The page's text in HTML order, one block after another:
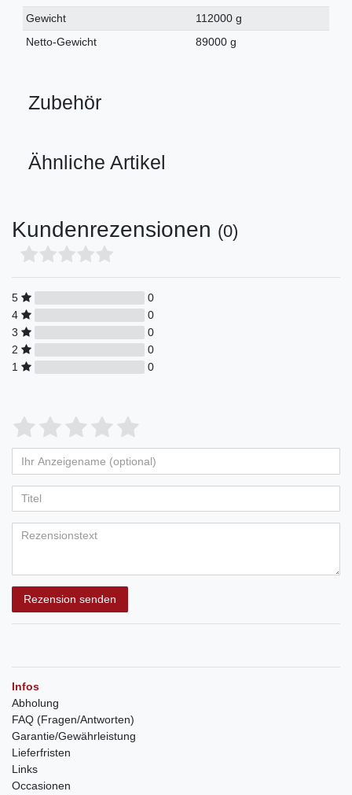
Gewicht
112000 g
Netto-Gewicht
89000 g
Zubehör
Ähnliche Artikel
Kundenrezensionen (0)
5
0
4
0
3
0
2
0
1
0
Rezension senden
Infos
Abholung
FAQ (Fragen/Antworten)
Garantie/Gewährleistung
Lieferfristen
Links
Occasionen